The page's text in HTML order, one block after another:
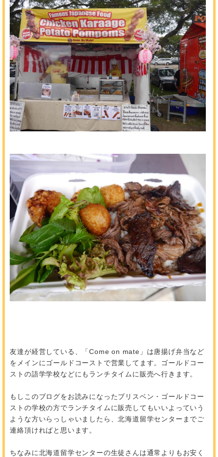
友達が経営している、「Come on mate」は唐揚げ弁当など
をメインにゴールドコーストで営業してます。ゴールドコー
ストの語学学校などにもランチタイムに販売へ行きます。
もしこのブログをお読みになったブリスベン・ゴールドコー
ストの学校の方でランチタイムに販売してもいいよっていう
ような方いらっしゃいましたら、北海道留学センターまでご
連絡頂ければと思います。
ちなみに北海道留学センターの生徒さんは通常よりもお安く